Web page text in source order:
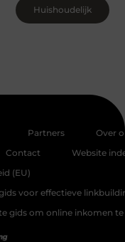
Huishoudelijk
Partners
Over
Contact
Website
(EU)
voor effectieve
gids om online inkomen